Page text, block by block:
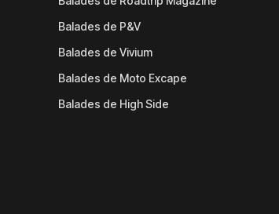
Balades de P&V
Balades de Vivium
Balades de Moto Excape
Balades de High Side